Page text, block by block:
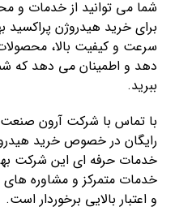
شما می توانید از خدمات و
برای خرید هیدروژن پراکسید
سرعت و کیفیت بالا،
دهد و اطمینان می دهد که
ببرید.
با تماس با شرکت آرون
رایگان در خصوص خرید
خدمات حرفه ای این شرکت
خدمات متمرکز و مشاوره های
و اعتبار بالایی برخوردار است.